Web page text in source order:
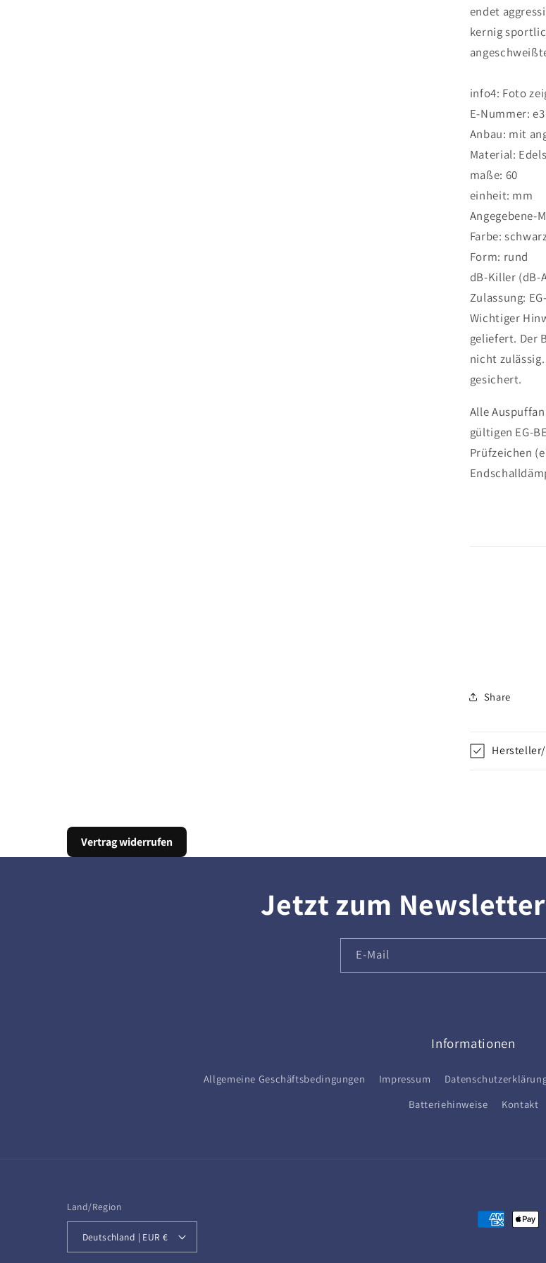
Yamaha
FZ1
Fazer
2006-
endet
kernig
info4: Foto
E-Nummer:
Anbau: mit
Material:
maße: 60
einheit: mm
Angegebene-
Farbe:
Form: rund
dB-Killer (dB-
Zulassung:
Wichtiger
geliefert. Der
nicht
gesichert.
Alle
gültigen EG-
Prüfzeichen
Share
Vertrag widerrufen
Jetzt zum
E-Mail
Informationen
Allgemeine Geschäftsbedingungen Impressum
Batteriehinweise
Kontakt
Land/Region
Deutschland | EUR €